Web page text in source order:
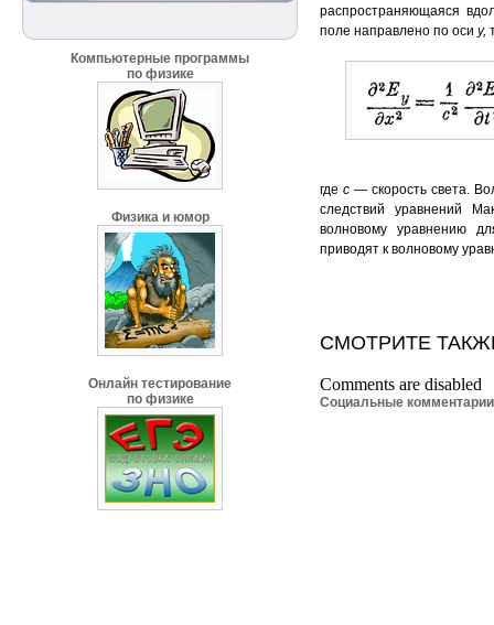
Компьютерные программы
по физике
Физика и юмор
Онлайн тестирование
по физике
распространяющаяся
поле направлено по оси у,
где с — скорость света.
следствий уравнений
волновому уравнению
приводят к волновому
СМОТРИТЕ
Comments are disabled
Социальные